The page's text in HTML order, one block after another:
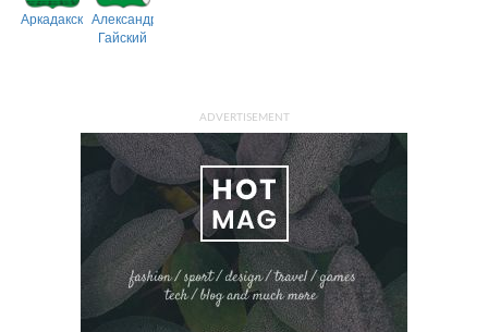
АркадакскийАлександрово-
Гайский
ADVERTISEMENT